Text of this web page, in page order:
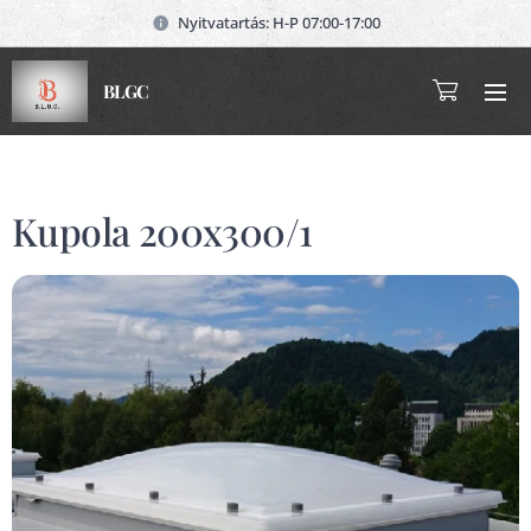
Nyitvatartás: H-P 07:00-17:00
BLGC
Kupola 200x300/1